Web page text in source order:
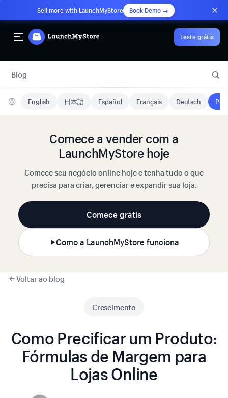
Sell more with LaunchMyStore Book Demo →
Teste grátis
Blog
English 日本語 Español Français Deutsch
Comece a vender com a
LaunchMyStore hoje
Comece seu negócio online hoje e tenha tudo o que
precisa para criar, gerenciar e expandir sua loja.
Comece grátis
Como a LaunchMyStore funciona
Voltar ao blog
Crescimento
Como Precificar um Produto:
Fórmulas de Margem para
Lojas Online